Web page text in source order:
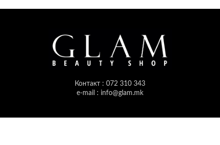
Контакт : 072 310 343
e-mail : info@glam.mk